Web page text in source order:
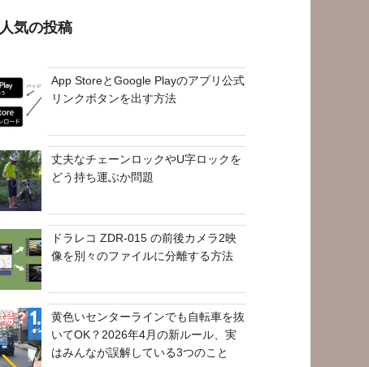
人気の投稿
App StoreとGoogle Playのアプリ公式
リンクボタンを出す方法
丈夫なチェーンロックやU字ロックを
どう持ち運ぶか問題
ドラレコ ZDR-015 の前後カメラ2映
像を別々のファイルに分離する方法
黄色いセンターラインでも自転車を抜
いてOK？2026年4月の新ルール、実
はみんなが誤解している3つのこと